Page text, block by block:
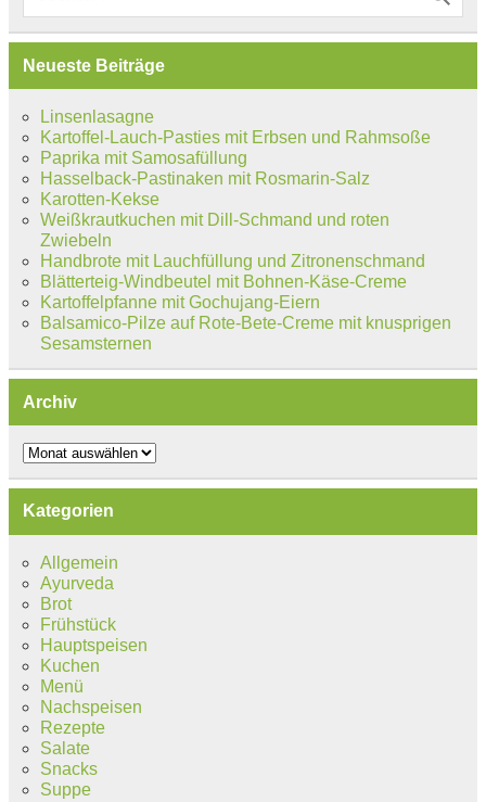
Neueste Beiträge
Linsenlasagne
Kartoffel-Lauch-Pasties mit Erbsen und Rahmsoße
Paprika mit Samosafüllung
Hasselback-Pastinaken mit Rosmarin-Salz
Karotten-Kekse
Weißkrautkuchen mit Dill-Schmand und roten
Zwiebeln
Handbrote mit Lauchfüllung und Zitronenschmand
Blätterteig-Windbeutel mit Bohnen-Käse-Creme
Kartoffelpfanne mit Gochujang-Eiern
Balsamico-Pilze auf Rote-Bete-Creme mit knusprigen
Sesamsternen
Archiv
Archiv
Kategorien
Allgemein
Ayurveda
Brot
Frühstück
Hauptspeisen
Kuchen
Menü
Nachspeisen
Rezepte
Salate
Snacks
Suppe